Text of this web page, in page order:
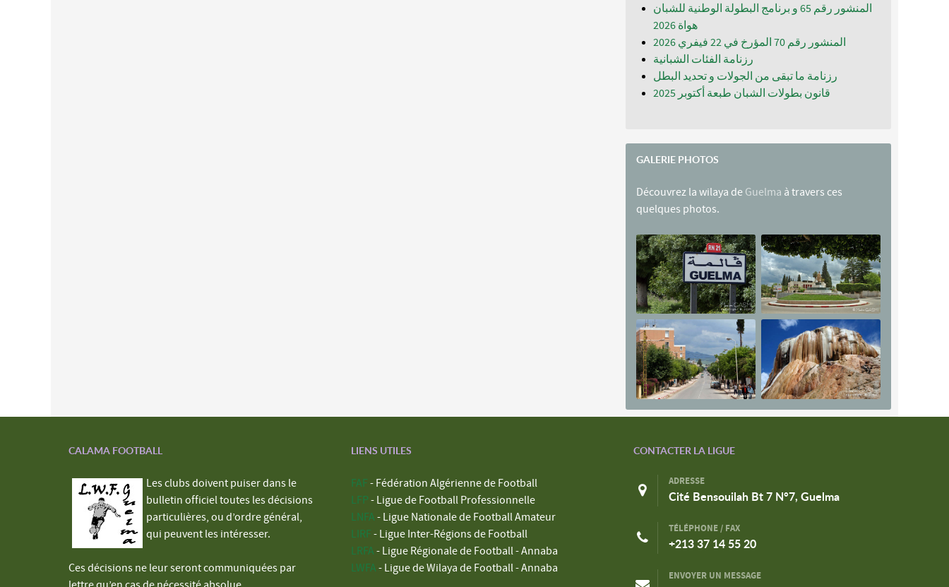
المنشور رقم 65 و برنامج البطولة الوطنية للشبان
المنشور رقم 70 المؤرخ في 22 فيفري 2026
رزنامة الفئات الشبانية
رزنامة ما تبقى من الجولات و تحديد البطل
قانون بطولات الشبان طبعة أكتوبر 2025
GALERIE PHOTOS
Découvrez la wilaya de Guelma à travers ces
quelques photos.
CALAMA FOOTBALL
Les clubs doivent puiser dans le
bulletin officiel toutes les décisions
particulières, ou d’ordre général,
qui peuvent les intéresser.
Ces décisions ne leur seront communiquées par
LIENS UTILES
FAF - Fédération Algérienne de Football
LFP - Ligue de Football Professionnelle
LNFA - Ligue Nationale de Football Amateur
LIRF - Ligue Inter-Régions de Football
LRFA - Ligue Régionale de Football - Annaba
LWFA - Ligue de Wilaya de Football - Annaba
CONTACTER LA LIGUE
ADRESSE
Cité Bensouilah Bt 7 N°7, Guelma
TÉLÉPHONE / FAX
+213 37 14 55 20
ENVOYER UN MESSAGE